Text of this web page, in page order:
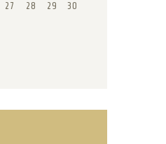
27 28 29
30